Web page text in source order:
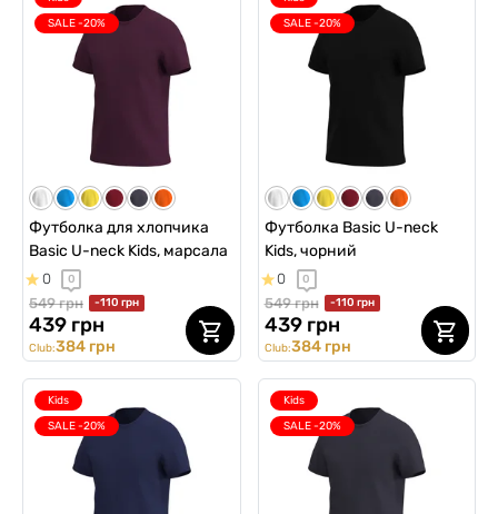
SALE -20%
Футболка для хлопчика
Basic U-neck Kids, марсала
0 0
549 грн -110 грн
439 грн
Club:384 грн
SALE -20%
Футболка Basic U-neck
Kids, чорний
0 0
549 грн -110 грн
439 грн
Club:384 грн
Kids
SALE -20%
Kids
SALE -20%